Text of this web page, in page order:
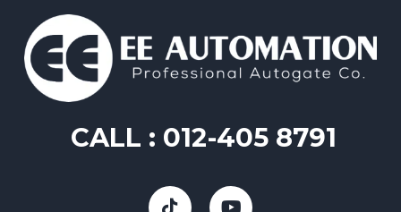
CALL : 012-405 8791